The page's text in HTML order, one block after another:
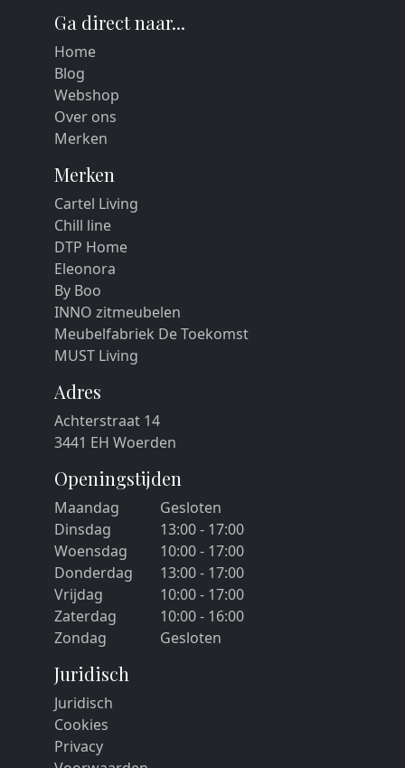
Ga direct naar...
Home
Blog
Webshop
Over ons
Merken
Merken
Cartel Living
Chill line
DTP Home
Eleonora
By Boo
INNO zitmeubelen
Meubelfabriek De Toekomst
MUST Living
Adres
Achterstraat 14
3441 EH Woerden
Openingstijden
Maandag
Gesloten
Dinsdag
13:00 - 17:00
Woensdag
10:00 - 17:00
Donderdag
13:00 - 17:00
Vrijdag
10:00 - 17:00
Zaterdag
10:00 - 16:00
Zondag
Gesloten
Juridisch
Juridisch
Cookies
Privacy